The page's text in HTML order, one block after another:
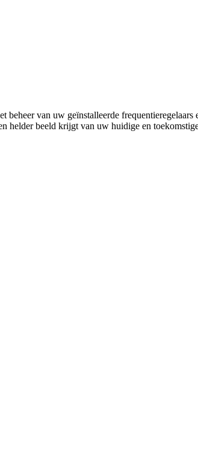
beheer van uw geïnstalleerde
helder beeld krijgt van uw huidige en